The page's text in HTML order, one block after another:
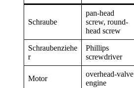
Schraube
pan-head
screw, round-
head screw
Schraubenziehe
r
Phillips
screwdriver
Motor
overhead-valve
engine